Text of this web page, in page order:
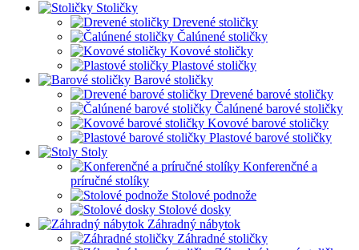
Stoličky
Drevené stoličky
Čalúnené stoličky
Kovové stoličky
Plastové stoličky
Barové stoličky
Drevené barové stoličky
Čalúnené barové stoličky
Kovové barové stoličky
Plastové barové stoličky
Stoly
Konferenčné a
príručné stolíky
Stolové podnože
Stolové dosky
Záhradný nábytok
Záhradné stoličky